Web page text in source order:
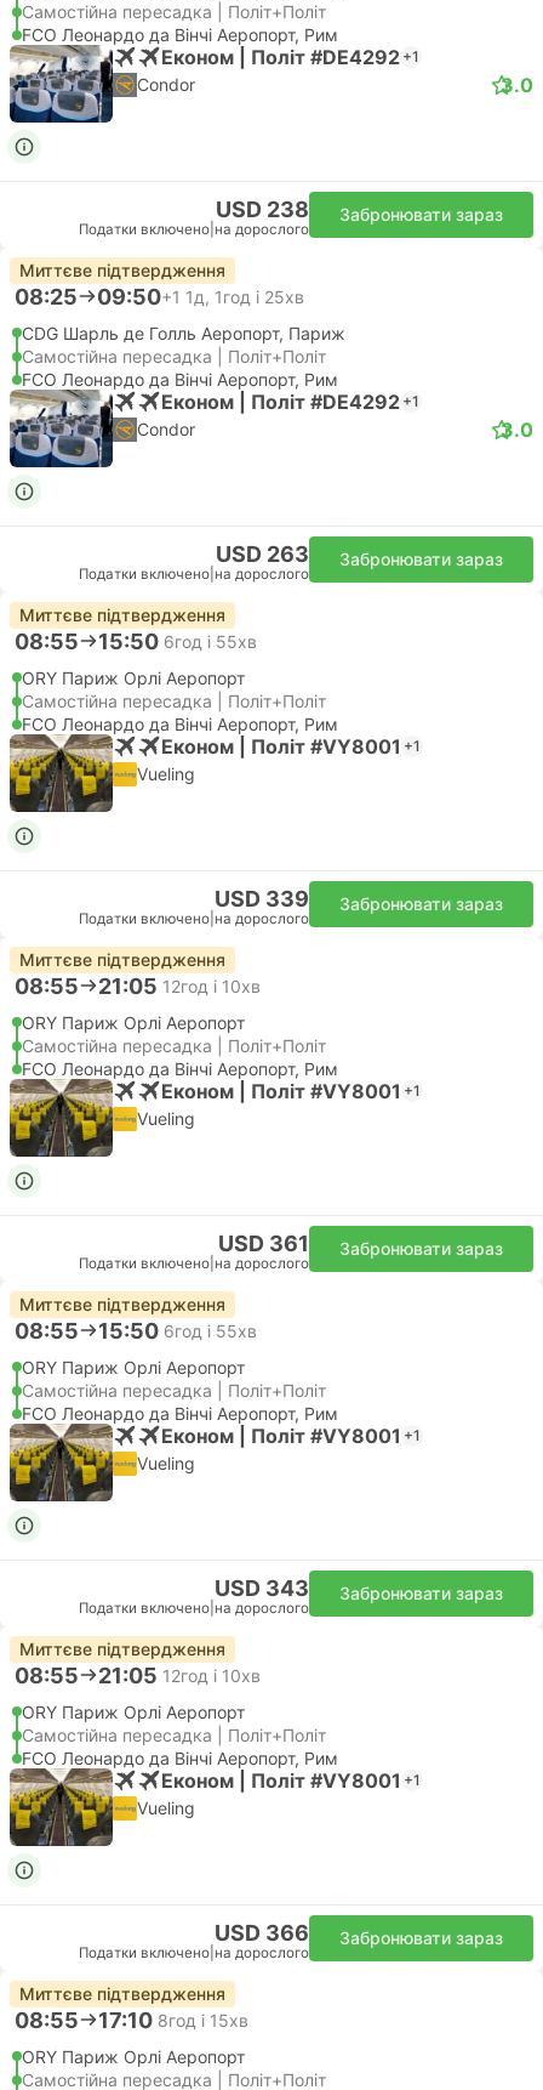
Самостійна пересадка | Політ+Політ
FCO Леонардо да Вінчі Аеропорт, Рим
Економ | Політ #DE4292 +1
Condor 3.0
USD 238
Податки включено на дорослого
Забронювати зараз
Миттєве підтвердження
08:25 09:50+1 1д, 1год і 25хв
CDG Шарль де Голль Аеропорт, Париж
Самостійна пересадка | Політ+Політ
FCO Леонардо да Вінчі Аеропорт, Рим
Економ | Політ #DE4292 +1
Condor 3.0
USD 263
Податки включено на дорослого
Забронювати зараз
Миттєве підтвердження
08:55 15:50 6год і 55хв
ORY Париж Орлі Аеропорт
Самостійна пересадка | Політ+Політ
FCO Леонардо да Вінчі Аеропорт, Рим
Економ | Політ #VY8001 +1
Vueling
USD 339
Податки включено на дорослого
Забронювати зараз
Миттєве підтвердження
08:55 21:05 12год і 10хв
ORY Париж Орлі Аеропорт
Самостійна пересадка | Політ+Політ
FCO Леонардо да Вінчі Аеропорт, Рим
Економ | Політ #VY8001 +1
Vueling
USD 361
Податки включено на дорослого
Забронювати зараз
Миттєве підтвердження
08:55 15:50 6год і 55хв
ORY Париж Орлі Аеропорт
Самостійна пересадка | Політ+Політ
FCO Леонардо да Вінчі Аеропорт, Рим
Економ | Політ #VY8001 +1
Vueling
USD 343
Податки включено на дорослого
Забронювати зараз
Миттєве підтвердження
08:55 21:05 12год і 10хв
ORY Париж Орлі Аеропорт
Самостійна пересадка | Політ+Політ
FCO Леонардо да Вінчі Аеропорт, Рим
Економ | Політ #VY8001 +1
Vueling
USD 366
Податки включено на дорослого
Забронювати зараз
Миттєве підтвердження
08:55 17:10 8год і 15хв
ORY Париж Орлі Аеропорт
Самостійна пересадка | Політ+Політ